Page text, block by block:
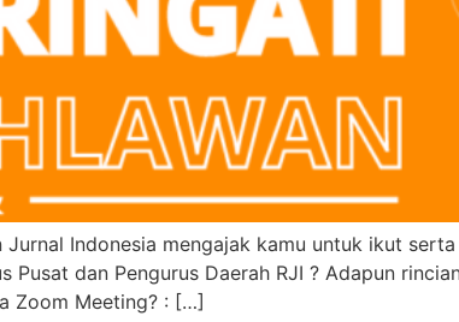
Indonesia mengajak kamu untuk ikut
dan Pengurus Daerah RJI ? Adapun
Zoom Meeting? : […]